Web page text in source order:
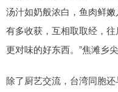
汤汁如奶般浓白，鱼肉鲜
有多收获，互相取取经，
更对味的好东西。”焦滩乡
除了厨艺交流，台湾同胞